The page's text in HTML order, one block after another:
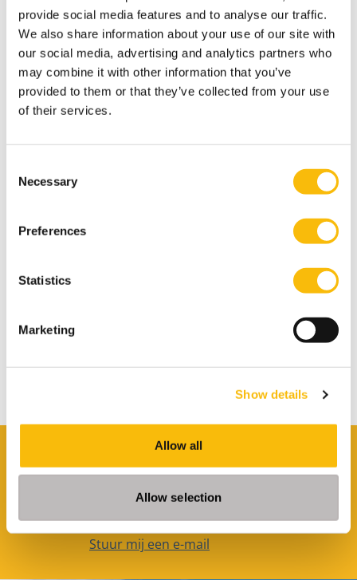
provide social media features and to analyse our traffic.
We also share information about your use of our site with
our social media, advertising and analytics partners who
may combine it with other information that you’ve
provided to them or that they’ve collected from your use
of their services.
Selection
Necessary
Preferences
Statistics
Marketing
Show details
Allow all
Allow selection
Fitch Connect (voorheen BMI)
Type:
Financieel-economische
databases
Toegang:
Alleen voor Nyenrode studenten
en medewerkers
Het nieuwe Fitch Connect platform biedt een overzicht van macro-
economische gegevens.
Type:
StatLine is the electronic database of Statistics Netherlands. The
database contains statistical information on The Netherlands
climate. Period: 1899-present Update: daily
Nyenrode Library
E-mailadres
Stuur mij een e-mail